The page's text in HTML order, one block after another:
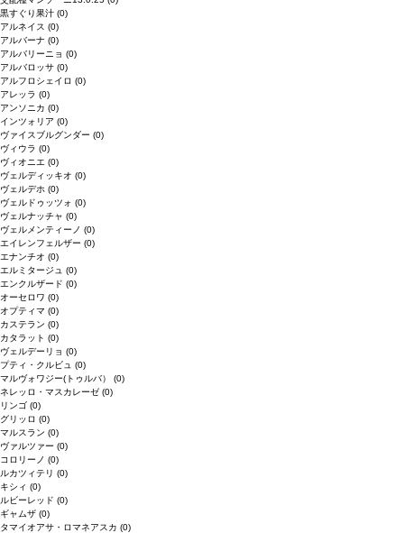
黒すぐり果汁 (0)
アルネイス (0)
アルバーナ (0)
アルバリーニョ (0)
アルバロッサ (0)
アルフロシェイロ (0)
アレッラ (0)
アンソニカ (0)
インツォリア (0)
ヴァイスブルグンダー (0)
ヴィウラ (0)
ヴィオニエ (0)
ヴェルディッキオ (0)
ヴェルデホ (0)
ヴェルドゥッツォ (0)
ヴェルナッチャ (0)
ヴェルメンティーノ (0)
エイレンフェルザー (0)
エナンチオ (0)
エルミタージュ (0)
エンクルザード (0)
オーセロワ (0)
オプティマ (0)
カステラン (0)
カタラット (0)
ヴェルデーリョ (0)
プティ・クルビュ (0)
マルヴォワジー(トゥルバ） (0)
ネレッロ・マスカレーゼ (0)
リンゴ (0)
グリッロ (0)
マルスラン (0)
ヴァルツァー (0)
コロリーノ (0)
ルカツィテリ (0)
キシィ (0)
ルビーレッド (0)
ギャムザ (0)
タマイオアサ・ロマネアスカ (0)